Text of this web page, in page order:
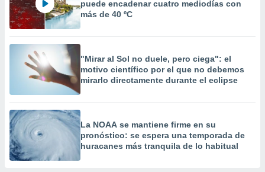
puede encadenar cuatro mediodías con
más de 40 ºC
"Mirar al Sol no duele, pero ciega": el
motivo científico por el que no debemos
mirarlo directamente durante el eclipse
La NOAA se mantiene firme en su
pronóstico: se espera una temporada de
huracanes más tranquila de lo habitual